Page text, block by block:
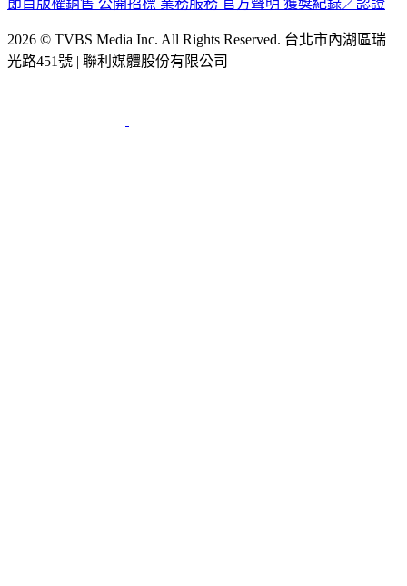
2026 © TVBS Media Inc. All Rights Reserved. 台北市內湖區瑞
光路451號 | 聯利媒體股份有限公司